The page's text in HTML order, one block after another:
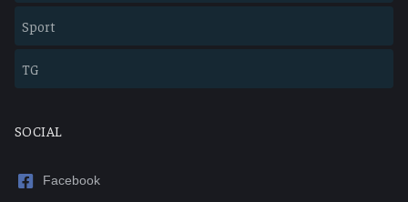
Sport
TG
SOCIAL
Facebook